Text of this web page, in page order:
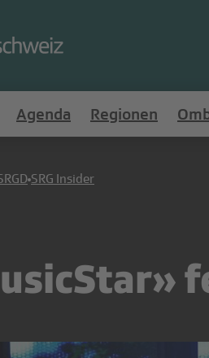
Agenda Regionen
SRG Insider